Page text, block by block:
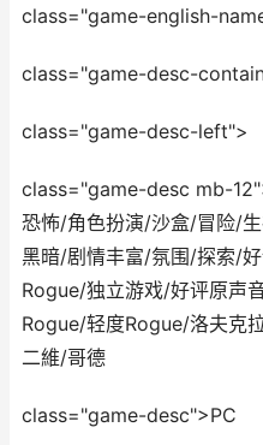
class="game-english-
class="game-desc-
class="game-desc-left">
class="game-desc mb-
恐怖/角色扮演/沙盒/冒险/
黑暗/剧情丰富/氛围/探索/
Rogue/独立游戏/好评原声
Rogue/轻度Rogue/洛夫克
二維/哥德
class="game-desc">PC